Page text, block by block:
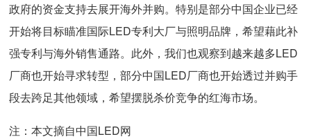
政府的资金支持去展开海外并购。特别是部分中国企业已经
开始将目标瞄准国际LED专利大厂与照明品牌，希望藉此补
强专利与海外销售通路。此外，我们也观察到越来越多LED
厂商也开始寻求转型，部分中国LED厂商也开始透过并购手
段去跨足其他领域，希望摆脱杀价竞争的红海市场。
注：本文摘自中国LED网